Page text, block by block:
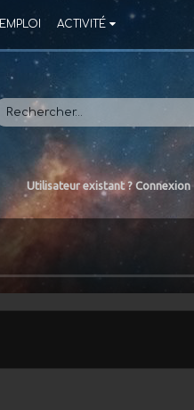
EMPLOI ACTIVITÉ
Utilisateur existant ? Connexion